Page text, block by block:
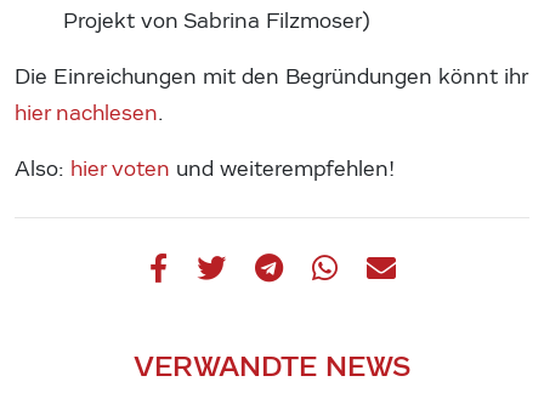
Projekt von Sabrina Filzmoser)
Die Einreichungen mit den Begründungen könnt ihr
hier nachlesen.
Also: hier voten und weiterempfehlen!
VERWANDTE NEWS